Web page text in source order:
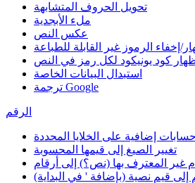
تحويل الحروف المتشابهة
ملء الأبجدية
عكس النص
إخفاء الرموز غير القابلة للطباعة
كود يونيكود لكل رمز في النص
استبدال البيانات الخاصة
ترجمة Google
الرقم
إضافية على الخلايا المحددة
تغيير الصيغ إلى قيمها المحسوبة
غير المعترف بها (نص؟) إلى أرقام
إلى قيم نصية (بإضافة ' في البداية)